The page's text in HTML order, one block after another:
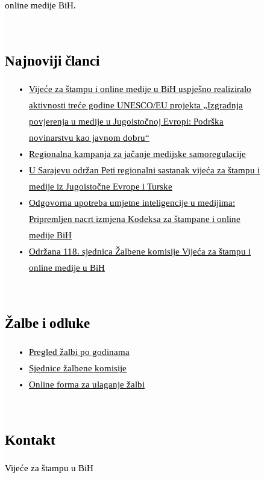
online medije BiH.
Najnoviji članci
Vijeće za štampu i online medije u BiH uspješno realiziralo
aktivnosti treće godine UNESCO/EU projekta „Izgradnja
povjerenja u medije u Jugoistočnoj Evropi: Podrška
novinarstvu kao javnom dobru“
Regionalna kampanja za jačanje medijske samoregulacije
U Sarajevu održan Peti regionalni sastanak vijeća za štampu i
medije iz Jugoistočne Evrope i Turske
Odgovorna upotreba umjetne inteligencije u medijima:
Pripremljen nacrt izmjena Kodeksa za štampane i online
medije BiH
Održana 118. sjednica Žalbene komisije Vijeća za štampu i
online medije u BiH
Žalbe i odluke
Pregled žalbi po godinama
Sjednice žalbene komisije
Online forma za ulaganje žalbi
Kontakt
Vijeće za štampu u BiH